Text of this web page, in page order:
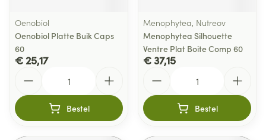
Oenobiol
Oenobiol Platte Buik Caps
60
€ 25,17
Bestel
Menophytea, Nutreov
Menophytea Silhouette
Ventre Plat Boite Comp 60
€ 37,15
Bestel